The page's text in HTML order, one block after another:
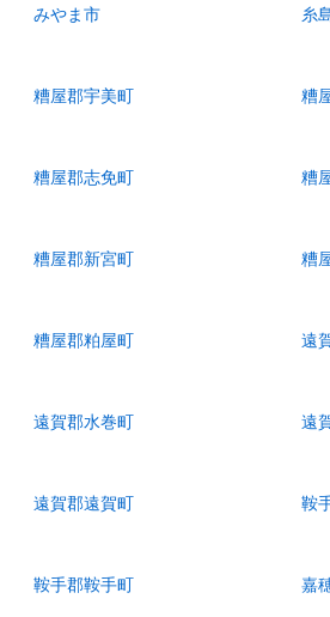
みやま市 糸
糟屋郡宇美町 糟
糟屋郡志免町 糟
糟屋郡新宮町 糟
糟屋郡粕屋町 遠
遠賀郡水巻町 遠
遠賀郡遠賀町 鞍
鞍手郡鞍手町 嘉